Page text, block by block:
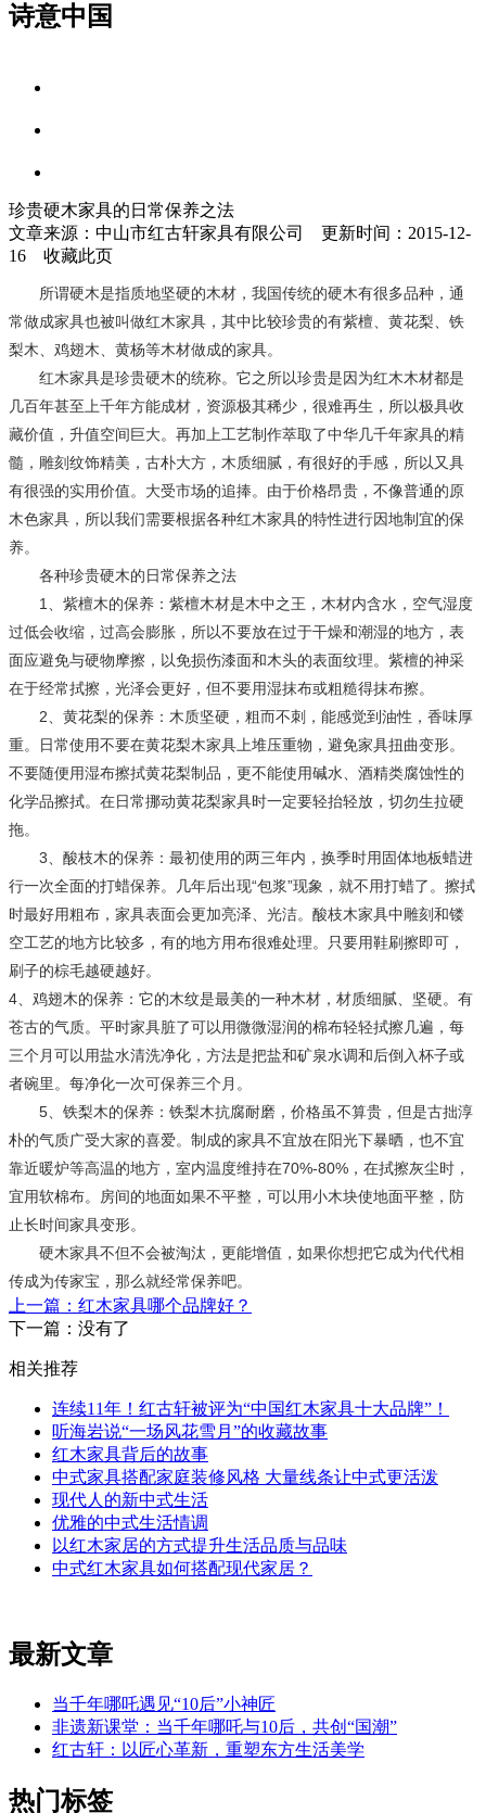
诗意中国
珍贵硬木家具的日常保养之法
文章来源：中山市红古轩家具有限公司 更新时间：2015-12-
16 收藏此页
所谓硬木是指质地坚硬的木材，我国传统的硬木有很多品种，通
常做成家具也被叫做红木家具，其中比较珍贵的有紫檀、黄花梨、铁
梨木、鸡翅木、黄杨等木材做成的家具。
红木家具是珍贵硬木的统称。它之所以珍贵是因为红木木材都是
几百年甚至上千年方能成材，资源极其稀少，很难再生，所以极具收
藏价值，升值空间巨大。再加上工艺制作萃取了中华几千年家具的精
髓，雕刻纹饰精美，古朴大方，木质细腻，有很好的手感，所以又具
有很强的实用价值。大受市场的追捧。由于价格昂贵，不像普通的原
木色家具，所以我们需要根据各种红木家具的特性进行因地制宜的保
养。
各种珍贵硬木的日常保养之法
1、紫檀木的保养：紫檀木材是木中之王，木材内含水，空气湿度
过低会收缩，过高会膨胀，所以不要放在过于干燥和潮湿的地方，表
面应避免与硬物摩擦，以免损伤漆面和木头的表面纹理。紫檀的神采
在于经常拭擦，光泽会更好，但不要用湿抹布或粗糙得抹布擦。
2、黄花梨的保养：木质坚硬，粗而不刺，能感觉到油性，香味厚
重。日常使用不要在黄花梨木家具上堆压重物，避免家具扭曲变形。
不要随便用湿布擦拭黄花梨制品，更不能使用碱水、酒精类腐蚀性的
化学品擦拭。在日常挪动黄花梨家具时一定要轻抬轻放，切勿生拉硬
拖。
3、酸枝木的保养：最初使用的两三年内，换季时用固体地板蜡进
行一次全面的打蜡保养。几年后出现“包浆”现象，就不用打蜡了。擦拭
时最好用粗布，家具表面会更加亮泽、光洁。酸枝木家具中雕刻和镂
空工艺的地方比较多，有的地方用布很难处理。只要用鞋刷擦即可，
刷子的棕毛越硬越好。
4、鸡翅木的保养：它的木纹是最美的一种木材，材质细腻、坚硬。有
苍古的气质。平时家具脏了可以用微微湿润的棉布轻轻拭擦几遍，每
三个月可以用盐水清洗净化，方法是把盐和矿泉水调和后倒入杯子或
者碗里。每净化一次可保养三个月。
5、铁梨木的保养：铁梨木抗腐耐磨，价格虽不算贵，但是古拙淳
朴的气质广受大家的喜爱。制成的家具不宜放在阳光下暴晒，也不宜
靠近暖炉等高温的地方，室内温度维持在70%-80%，在拭擦灰尘时，
宜用软棉布。房间的地面如果不平整，可以用小木块使地面平整，防
止长时间家具变形。
硬木家具不但不会被淘汰，更能增值，如果你想把它成为代代相
传成为传家宝，那么就经常保养吧。
上一篇：红木家具哪个品牌好？
下一篇：没有了
相关推荐
连续11年！红古轩被评为“中国红木家具十大品牌”！
听海岩说“一场风花雪月”的收藏故事
红木家具背后的故事
中式家具搭配家庭装修风格 大量线条让中式更活泼
现代人的新中式生活
优雅的中式生活情调
以红木家居的方式提升生活品质与品味
中式红木家具如何搭配现代家居？
最新文章
当千年哪吒遇见“10后”小神匠
非遗新课堂：当千年哪吒与10后，共创“国潮”
红古轩：以匠心革新，重塑东方生活美学
热门标签